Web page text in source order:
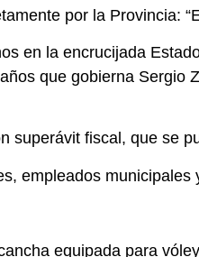
por la Provincia:
en la encrucijada
que gobierna
superávit fiscal, que se
empleados
equipada para